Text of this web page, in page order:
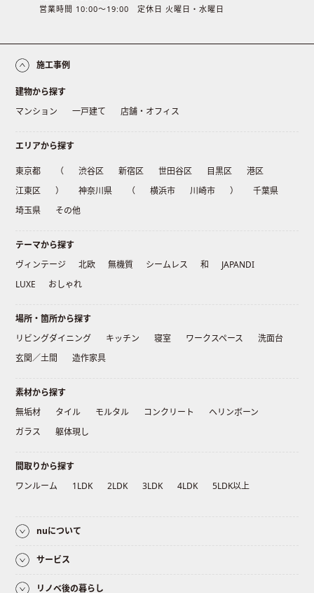
営業時間 10:00〜19:00 定休日 火曜日・水曜日
施工事例
建物から探す
マンション
一戸建て 店舗・オフィス
エリアから探す
東京都 （ 渋谷区 新宿区 世田谷区 目黒区
港区
江東区
） 神奈川県 （ 横浜市 川崎市 ）
千葉県
埼玉県
その他
テーマから探す
ヴィンテージ
北欧 無機質 シームレス 和
JAPANDI
LUXE
おしゃれ
場所・箇所から探す
リビングダイニング
キッチン 寝室 ワークスペース
洗面台
玄関／土間
造作家具
素材から探す
無垢材
タイル モルタル コンクリート
ヘリンボーン
ガラス
躯体現し
間取りから探す
ワンルーム
1LDK 2LDK 3LDK 4LDK 5LDK以上
nuについて
サービス
リノベ後の暮らし